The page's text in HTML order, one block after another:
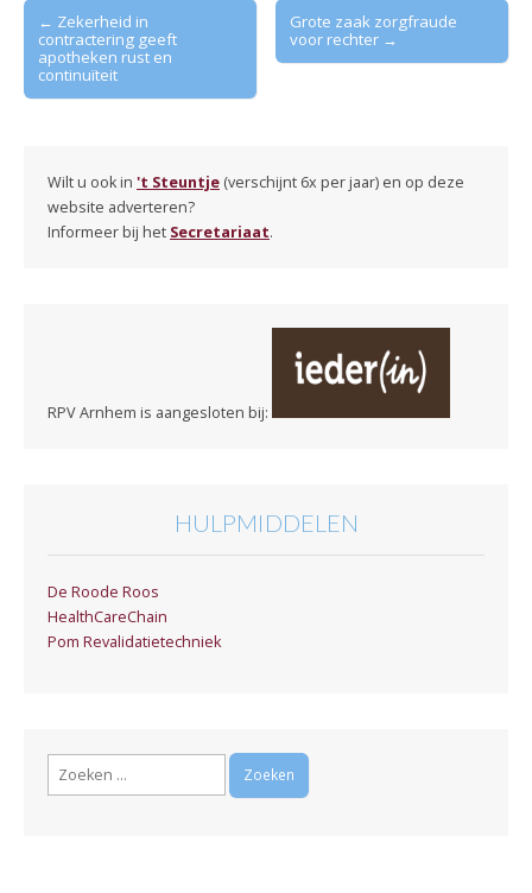
Post
navigation
← Zekerheid in
contractering geeft
apotheken rust en
continuïteit
Grote zaak zorgfraude
voor rechter →
Wilt u ook in 't Steuntje (verschijnt 6x per jaar) en op deze
website adverteren?
Informeer bij het Secretariaat.
RPV Arnhem is aangesloten bij:
HULPMIDDELEN
De Roode Roos
HealthCareChain
Pom Revalidatietechniek
Zoeken